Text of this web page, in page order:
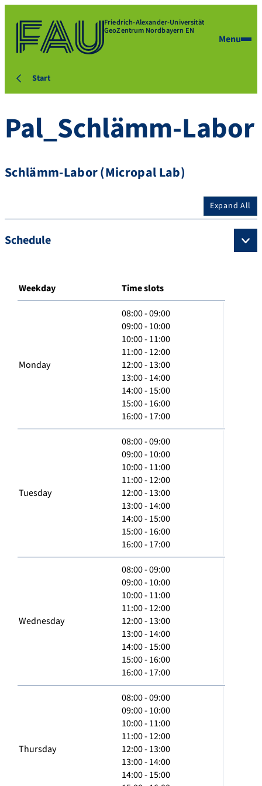
Friedrich-Alexander-Universität
GeoZentrum Nordbayern EN
Menu
Start
Pal_Schlämm-Labor
Schlämm-Labor (Micropal Lab)
Expand All
Schedule
Weekday Time slots
Monday
08:00 - 09:00
09:00 - 10:00
10:00 - 11:00
11:00 - 12:00
12:00 - 13:00
13:00 - 14:00
14:00 - 15:00
15:00 - 16:00
16:00 - 17:00
Tuesday
08:00 - 09:00
09:00 - 10:00
10:00 - 11:00
11:00 - 12:00
12:00 - 13:00
13:00 - 14:00
14:00 - 15:00
15:00 - 16:00
16:00 - 17:00
Wednesday
08:00 - 09:00
09:00 - 10:00
10:00 - 11:00
11:00 - 12:00
12:00 - 13:00
13:00 - 14:00
14:00 - 15:00
15:00 - 16:00
16:00 - 17:00
Thursday
08:00 - 09:00
09:00 - 10:00
10:00 - 11:00
11:00 - 12:00
12:00 - 13:00
13:00 - 14:00
14:00 - 15:00